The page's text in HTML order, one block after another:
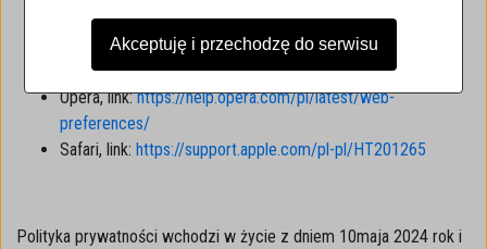
https://support.mozilla.org/pl/kb/ciasteczka
Chrome, link:
https://support.google.com/chrome/answer/95647?hl=pl
Opera, link:https://help.opera.com/pl/latest/web-
preferences/
Safari, link: https://support.apple.com/pl-pl/HT201265
Polityka prywatności wchodzi w życie z dniem 10maja 2024 rok i
Akceptuję i przechodzę do serwisu